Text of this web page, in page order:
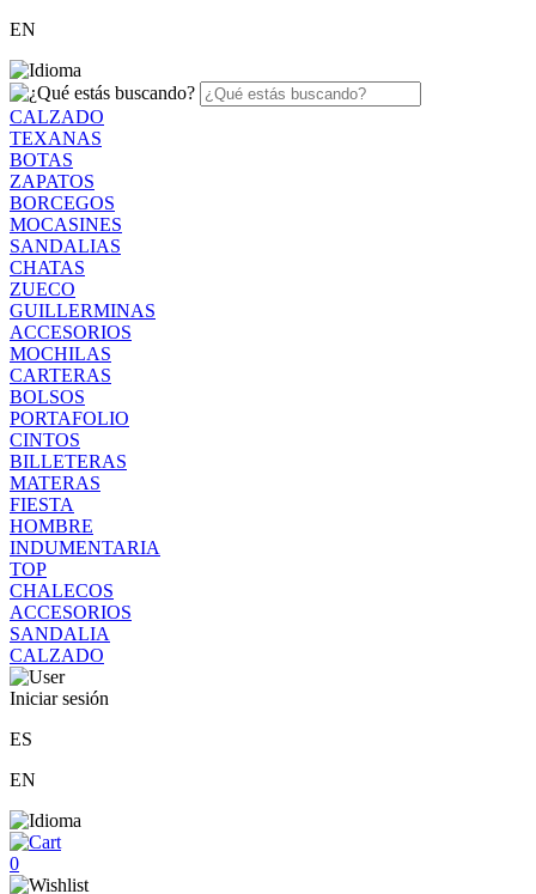
EN
CALZADO
TEXANAS
BOTAS
ZAPATOS
BORCEGOS
MOCASINES
SANDALIAS
CHATAS
ZUECO
GUILLERMINAS
ACCESORIOS
MOCHILAS
CARTERAS
BOLSOS
PORTAFOLIO
CINTOS
BILLETERAS
MATERAS
FIESTA
HOMBRE
INDUMENTARIA
TOP
CHALECOS
ACCESORIOS
SANDALIA
CALZADO
Iniciar sesión
ES
EN
0